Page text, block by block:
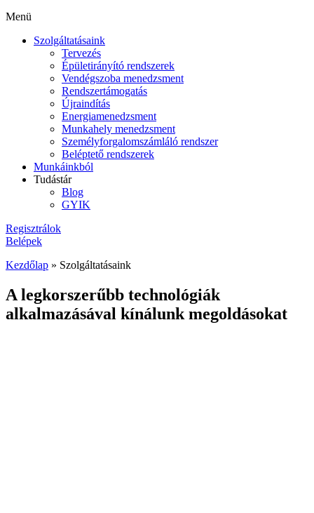
Menü
Szolgáltatásaink
Tervezés
Épületirányító rendszerek
Vendégszoba menedzsment
Rendszertámogatás
Újraindítás
Energiamenedzsment
Munkahely menedzsment
Személyforgalomszámláló rendszer
Beléptető rendszerek
Munkáinkból
Tudástár
Blog
GYIK
Regisztrálok
Belépek
Kezdőlap » Szolgáltatásaink
A legkorszerűbb technológiák
alkalmazásával kínálunk megoldásokat